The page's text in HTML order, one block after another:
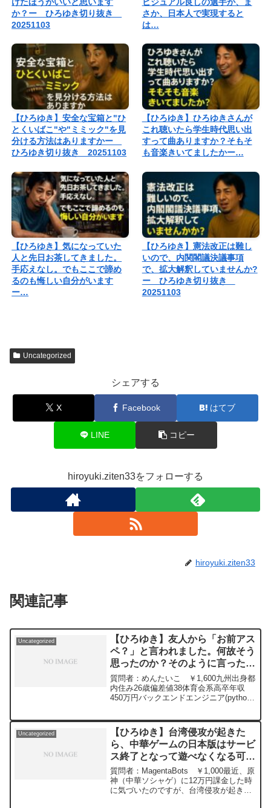
か？ー ひろゆき切り抜き
20251103
さか、日本人で実現すると
は…
【ひろゆき】安全な宝箱と"ひ
とくいばこ"や"ミミック"を見
分ける方法はありますかー
ひろゆき切り抜き 20251103
【ひろゆき】ひろゆきさんが
これ聴いたら学生時代思い出
すって曲ありますか？そもそ
も音楽きいてましたかー…
【ひろゆき】気になっていた
人と先日お茶してきました。
手応えなし。でもここで諦め
るのも悔しい自分がいます
ー…
【ひろゆき】憲法改正は難し
いので、内関閣議決議事項
で、拡大解釈していませんか?
ー ひろゆき切り抜き
20251103
Uncategorized
シェアする
X Facebook はてブ
LINE コピー
hiroyuki.ziten33をフォローする
hiroyuki.ziten33
関連記事
Uncategorized
【ひろゆき】友人から「お前アス
ペ？」と言われました。何故そう
思ったのか？そのように言った意
図が分からずモヤモヤ。仕事に紐
付かない人間関係だとしても良好
に保つべき？ー ひろゆき切り抜
質問者：めんたいこ ￥1,600九州出身都
内住み26歳偏差値38体育会系高卒年収
450万円バックエンドエンジニア(python)
われました。何故そう思ったのか？その
ように言った意図が分からずモヤモヤし
ています。地元の人と価値観が合わない
と思うことが多く、人付き合いが手間と
思う頻度が増えています。仕事に紐付か
ない人間関係だとしても良好に保つべき
でしょうか。元動画：能登半島に最大同
時接続✖️30円の寄付をするよ、その２。
Uncategorized
【ひろゆき】台湾侵攻が起きた
ら、中華ゲームの日本版はサービ
ス終了となって遊べなくなる可能
性がありませんか？ー ひろゆき
切り抜き 20240112
質問者：MagentaBots ￥1,000最近、原
神（中華ソシャゲ）に12万円課金した時
に気づいたのですが、台湾侵攻が起きた